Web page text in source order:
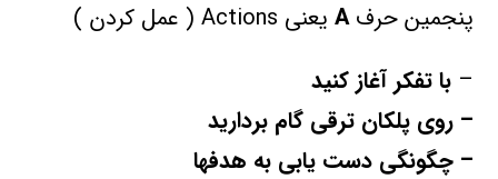
پنجمین حرفA یعنی Actions ( عمل کردن )
–با تفکر آغاز کنید
– روی پلکان ترقی گام بردارید
– چگونگی دست یابی به هدفها